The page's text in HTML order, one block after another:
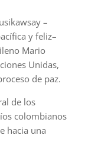
–
y feliz–
Mario
Unidas,
de paz.
de los
colombianos
hacia una